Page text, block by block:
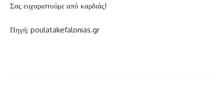
Σας ευχαριστούμε από καρδιάς!
Πηγή: poulatakefalonias.gr